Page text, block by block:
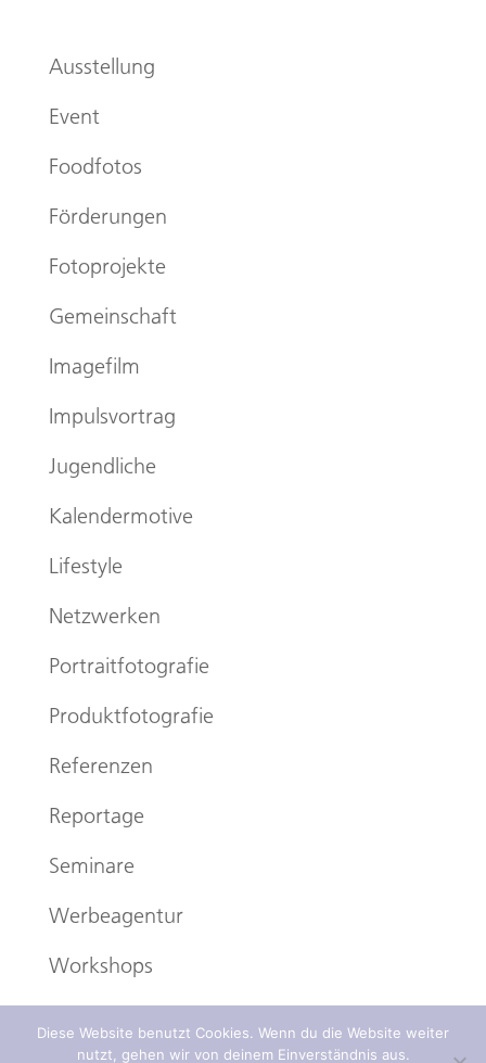
Ausstellung
Event
Foodfotos
Förderungen
Fotoprojekte
Gemeinschaft
Imagefilm
Impulsvortrag
Jugendliche
Kalendermotive
Lifestyle
Netzwerken
Portraitfotografie
Produktfotografie
Referenzen
Reportage
Seminare
Werbeagentur
Workshops
Diese Website benutzt Cookies. Wenn du die Website weiter
nutzt, gehen wir von deinem Einverständnis aus.